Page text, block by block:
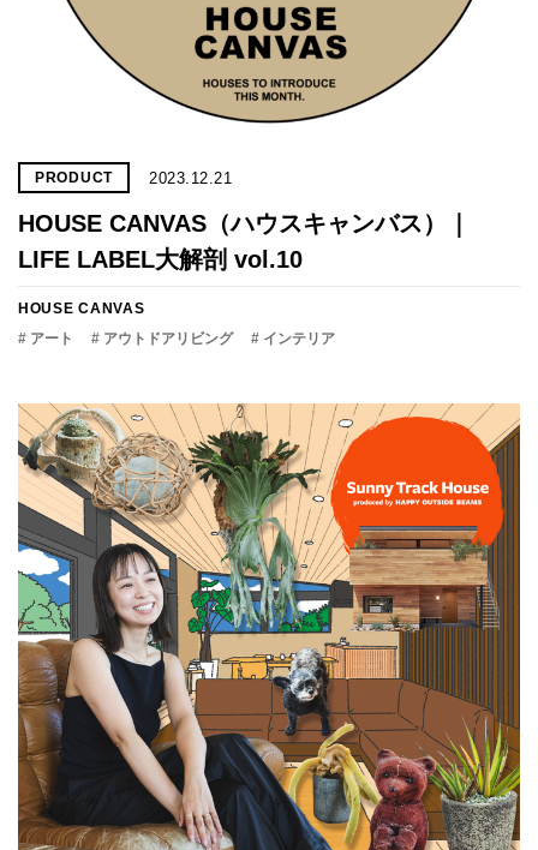
PRODUCT 2023.12.21
HOUSE CANVAS（ハウスキャンバス）｜
LIFE LABEL大解剖 vol.10
HOUSE CANVAS
# アート
# アウトドアリビング # インテリア